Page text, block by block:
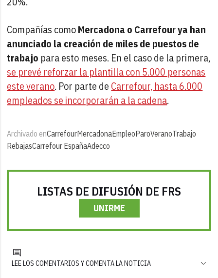
Compañías comoMercadona o Carrefour ya han
anunciado la creación de miles de puestos de
trabajo para esto meses. En el caso de la primera,
se prevé reforzar la plantilla con 5.000 personas
este verano. Por parte de Carrefour, hasta 6.000
empleados se incorporarán a la cadena.
Archivado enCarrefourMercadonaEmpleoParoVeranoTrabajo
RebajasCarrefour EspañaAdecco
LISTAS DE DIFUSIÓN DE FRS
UNIRME
LEE LOS COMENTARIOS Y COMENTA LA NOTICIA